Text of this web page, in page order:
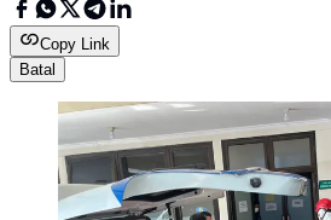
Copy Link
Batal